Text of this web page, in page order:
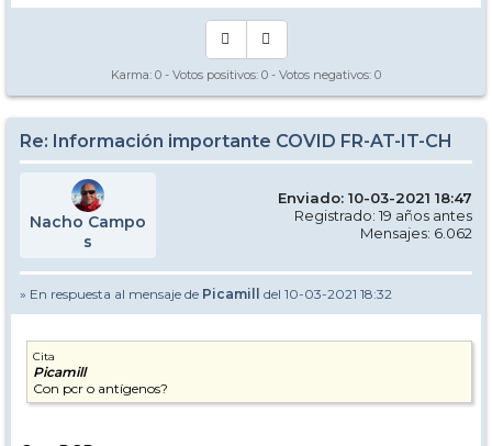
Karma: 0 - Votos positivos: 0 - Votos negativos: 0
Re: Información importante COVID FR-AT-IT-CH
Nacho Campo
s
Enviado: 10-03-2021 18:47
Registrado: 19 años antes
Mensajes: 6.062
» En respuesta al mensaje de Picamill del 10-03-2021 18:32
Cita
Picamill
Con pcr o antígenos?